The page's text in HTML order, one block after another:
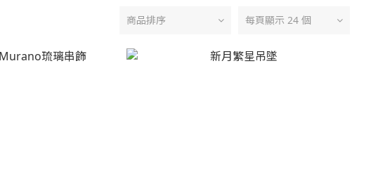
商品排序 每頁顯示 24 個